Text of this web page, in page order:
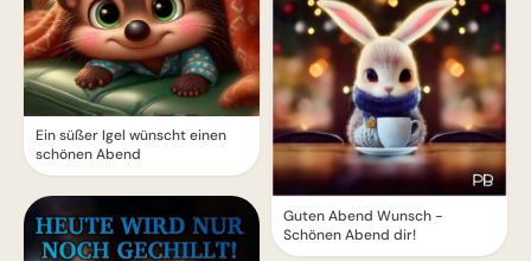
Ein süßer Igel wünscht einen
schönen Abend
Guten Abend Wunsch -
Schönen Abend dir!